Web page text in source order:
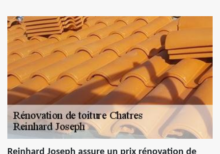
Reinhard Joseph assure un prix rénovation de